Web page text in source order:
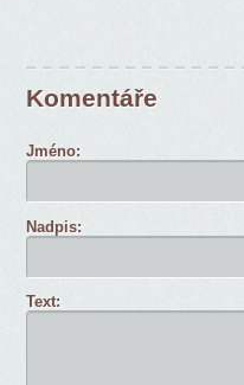
Komentáře
Jméno:
Nadpis:
Text: